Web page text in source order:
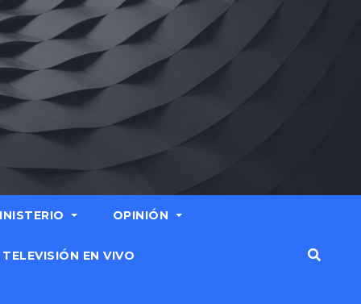
OPINIÓN
TELEVISIÓN EN VIVO